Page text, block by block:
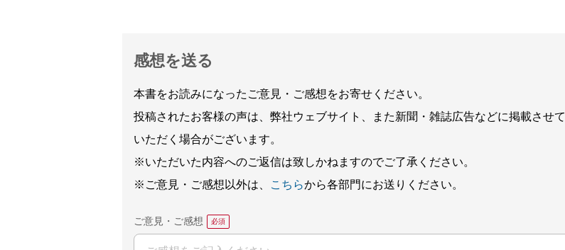
感想を送る
本書をお読みになったご意見・ご感想をお寄せください。
投稿されたお客様の声は、弊社ウェブサイト、また新聞・雑誌広告などに掲載させて
いただく場合がございます。
※いただいた内容へのご返信は致しかねますのでご了承ください。
※ご意見・ご感想以外は、
こちらから各部門にお送りください。
ご意見・ご感想